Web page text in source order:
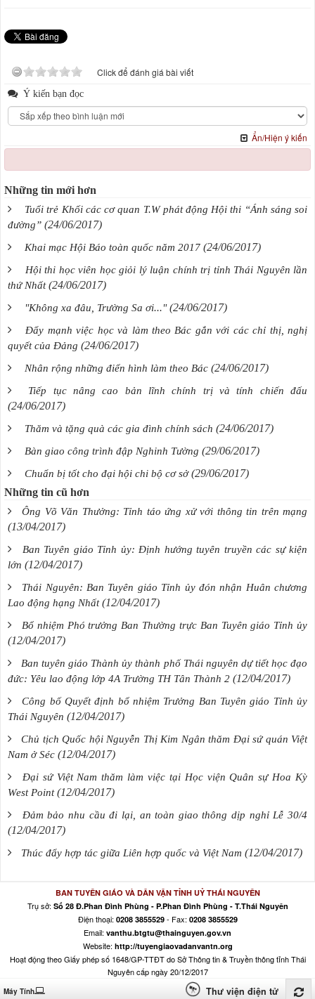
Click để đánh giá bài viết
Ý kiến bạn đọc
Ẩn/Hiện ý kiến
Những tin mới hơn
Tuổi trẻ Khối các cơ quan T.W phát động Hội thi “Ánh sáng soi
đường” (24/06/2017)
Khai mạc Hội Báo toàn quốc năm 2017 (24/06/2017)
Hội thi học viên học giỏi lý luận chính trị tỉnh Thái Nguyên lần
thứ Nhất (24/06/2017)
"Không xa đâu, Trường Sa ơi..." (24/06/2017)
Đẩy mạnh việc học và làm theo Bác gắn với các chỉ thị, nghị
quyết của Đảng (24/06/2017)
Nhân rộng những điển hình làm theo Bác (24/06/2017)
Tiếp tục nâng cao bản lĩnh chính trị và tính chiến đấu
(24/06/2017)
Thăm và tặng quà các gia đình chính sách (24/06/2017)
Bàn giao công trình đập Nghinh Tường (29/06/2017)
Chuẩn bị tốt cho đại hội chi bộ cơ sở (29/06/2017)
Những tin cũ hơn
Ông Võ Văn Thưởng: Tỉnh táo ứng xử với thông tin trên mạng
(13/04/2017)
Ban Tuyên giáo Tỉnh ủy: Định hướng tuyên truyền các sự kiện
lớn (12/04/2017)
Thái Nguyên: Ban Tuyên giáo Tỉnh ủy đón nhận Huân chương
Lao động hạng Nhất (12/04/2017)
Bổ nhiệm Phó trưởng Ban Thường trực Ban Tuyên giáo Tỉnh ủy
(12/04/2017)
Ban tuyên giáo Thành ủy thành phố Thái nguyên dự tiết học đạo
đức: Yêu lao động lớp 4A Trường TH Tân Thành 2 (12/04/2017)
Công bố Quyết định bổ nhiệm Trưởng Ban Tuyên giáo Tỉnh ủy
Thái Nguyên (12/04/2017)
Chủ tịch Quốc hội Nguyễn Thị Kim Ngân thăm Đại sứ quán Việt
Nam ở Séc (12/04/2017)
Đại sứ Việt Nam thăm làm việc tại Học viện Quân sự Hoa Kỳ
West Point (12/04/2017)
Đảm bảo nhu cầu đi lại, an toàn giao thông dịp nghỉ Lễ 30/4
(12/04/2017)
Thúc đẩy hợp tác giữa Liên hợp quốc và Việt Nam (12/04/2017)
BAN TUYÊN GIÁO VÀ DÂN VẬN TỈNH UỶ THÁI NGUYÊN
Trụ sở: Số 28 Đ.Phan Đình Phùng - P.Phan Đình Phùng - T.Thái Nguyên
Điện thoại: 0208 3855529- Fax: 0208 3855529
Email: vanthu.btgtu@thainguyen.gov.vn
Website: http://tuyengiaovadanvantn.org
Hoạt động theo Giấy phép số 1648/GP-TTĐT do Sở Thông tin & Truyền thông tỉnh Thái
Nguyên cấp ngày 20/12/2017
Máy Tính Thư viện điện tử